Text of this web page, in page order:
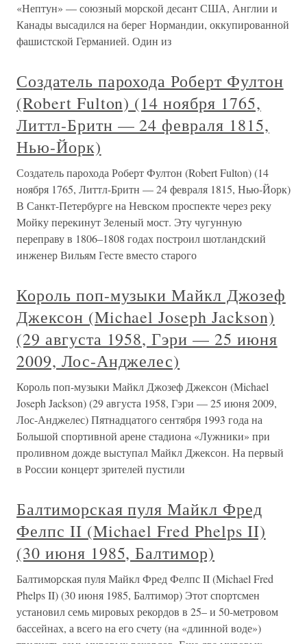
«Нептун» — союзный морской десант США, Англии и
Канады высадился на берег Нормандии, оккупированной
фашистской Германией. Один из
Создатель парохода Роберт Фултон
(Robert Fulton) (14 ноября 1765,
Литтл-Бритн — 24 февраля 1815,
Нью-Йорк)
Создатель парохода Роберт Фултон (Robert Fulton) (14
ноября 1765, Литтл-Бритн — 24 февраля 1815, Нью-Йорк)
В Санкт-Петербурге на Невском проспекте через реку
Мойку перекинут Зеленый мост. Эту чугунную
переправу в 1806–1808 годах построил шотландский
инженер Вильям Гесте вместо старого
Король поп-музыки Майкл Джозеф
Джексон (Michael Joseph Jackson)
(29 августа 1958, Гэри — 25 июня
2009, Лос-Анджелес)
Король поп-музыки Майкл Джозеф Джексон (Michael
Joseph Jackson) (29 августа 1958, Гэри — 25 июня 2009,
Лос-Анджелес) Пятнадцатого сентября 1993 года на
Большой спортивной арене стадиона «Лужники» при
проливном дожде выступал Майкл Джексон. На первый
в России концерт зрителей пустили
Балтиморская пуля Майкл Фред
Фелпс II (Michael Fred Phelps II)
(30 июня 1985, Балтимор)
Балтиморская пуля Майкл Фред Фелпс II (Michael Fred
Phelps II) (30 июня 1985, Балтимор) Этот спортсмен
установил семь мировых рекордов в 25– и 50-метровом
бассейнах, а всего на его счету (на «длинной воде»)